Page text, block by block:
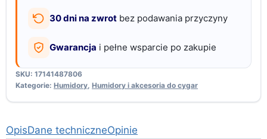
30 dni na zwrot bez podawania przyczyny
Gwarancja i pełne wsparcie po zakupie
SKU: 17141487806
Kategorie: Humidory Humidory i akcesoria do cygar
OpisDane techniczneOpinie